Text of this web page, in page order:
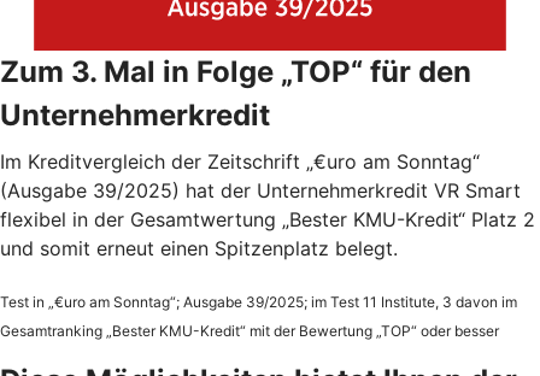
Zum 3. Mal in Folge „TOP“ für den
Unternehmerkredit
Im Kreditvergleich der Zeitschrift „€uro am Sonntag“
(Ausgabe 39/2025) hat der Unternehmerkredit VR Smart
flexibel in der Gesamtwertung „Bester KMU-Kredit“ Platz 2
und somit erneut einen Spitzenplatz belegt.
Test in „€uro am Sonntag“; Ausgabe 39/2025; im Test 11 Institute, 3 davon im
Gesamtranking „Bester KMU-Kredit“ mit der Bewertung „TOP“ oder besser